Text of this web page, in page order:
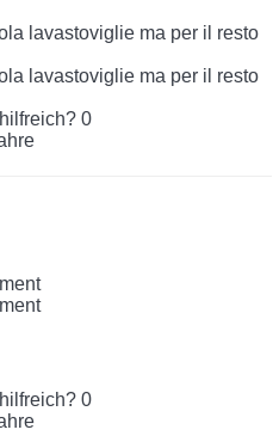
lavastoviglie ma per il resto
lavastoviglie ma per il resto
0
0